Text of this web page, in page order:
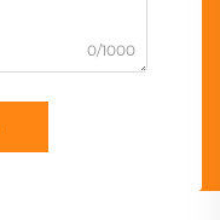
0/1000